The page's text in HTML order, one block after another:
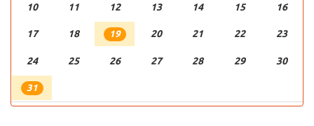
10 11 12 13 14 15 16
17 18 19 20 21 22 23
24 25 26 27 28 29 30
31